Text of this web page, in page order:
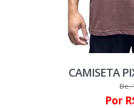
CAMISETA
De:
Por